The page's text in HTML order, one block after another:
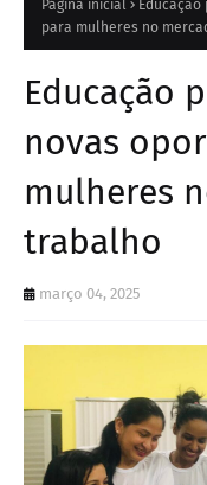
Página inicial
para mulheres no
Educação
novas
mulheres
trabalho
março 04, 2025